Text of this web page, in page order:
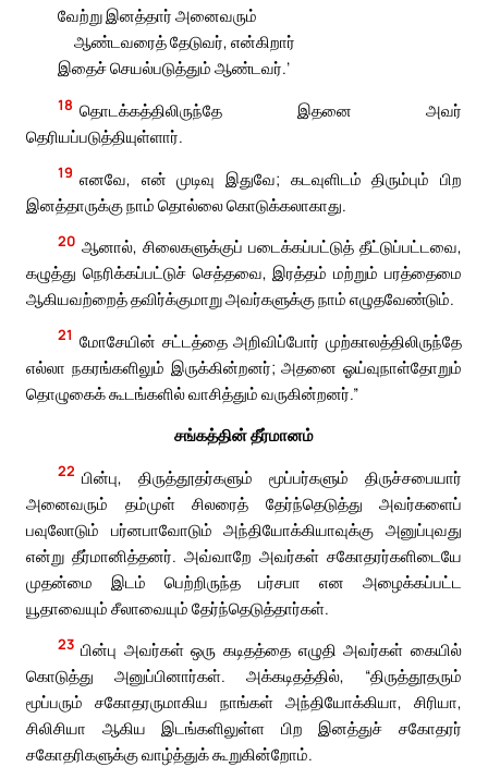
வேற்று இனத்தார் அனைவரும்
ஆண்டவரைத் தேடுவர், என்கிறார்
இதைச் செயல்படுத்தும் ஆண்டவர்.’
18 தொடக்கத்திலிருந்தே இதனை அவர்
தெரியப்படுத்தியுள்ளார்.
19 எனவே, என் முடிவு இதுவே; கடவுளிடம் திரும்பும் பிற
இனத்தாருக்கு நாம் தொல்லை கொடுக்கலாகாது.
20 ஆனால், சிலைகளுக்குப் படைக்கப்பட்டுத் தீட்டுப்பட்டவை,
கழுத்து நெரிக்கப்பட்டுச் செத்தவை, இரத்தம் மற்றும் பரத்தைமை
ஆகியவற்றைத் தவிர்க்குமாறு அவர்களுக்கு நாம் எழுதவேண்டும்.
21 மோசேயின் சட்டத்தை அறிவிப்போர் முற்காலத்திலிருந்தே
எல்லா நகரங்களிலும் இருக்கின்றனர்; அதனை ஓய்வுநாள்தோறும்
தொழுகைக் கூடங்களில் வாசித்தும் வருகின்றனர்.”
சங்கத்தின் தீர்மானம்
22 பின்பு, திருத்தூதர்களும் மூப்பர்களும் திருச்சபையார்
அனைவரும் தம்முள் சிலரைத் தேர்ந்தெடுத்து அவர்களைப்
பவுலோடும் பர்னபாவோடும் அந்தியோக்கியாவுக்கு அனுப்புவது
என்று தீர்மானித்தனர். அவ்வாறே அவர்கள் சகோதரர்களிடையே
முதன்மை இடம் பெற்றிருந்த பர்சபா என அழைக்கப்பட்ட
யூதாவையும் சீலாவையும் தேர்ந்தெடுத்தார்கள்.
23 பின்பு அவர்கள் ஒரு கடிதத்தை எழுதி அவர்கள் கையில்
கொடுத்து அனுப்பினார்கள். அக்கடிதத்தில், “திருத்தூதரும்
மூப்பரும் சகோதரருமாகிய நாங்கள் அந்தியோக்கியா, சிரியா,
சிலிசியா ஆகிய இடங்களிலுள்ள பிற இனத்துச் சகோதரர்
சகோதரிகளுக்கு வாழ்த்துக் கூறுகின்றோம்.